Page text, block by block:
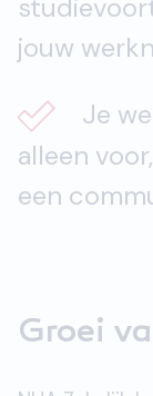
jouw
Je
alleen
een
Groei